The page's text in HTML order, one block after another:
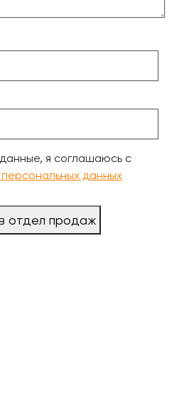
я соглашаюсь с
данных
отдел продаж